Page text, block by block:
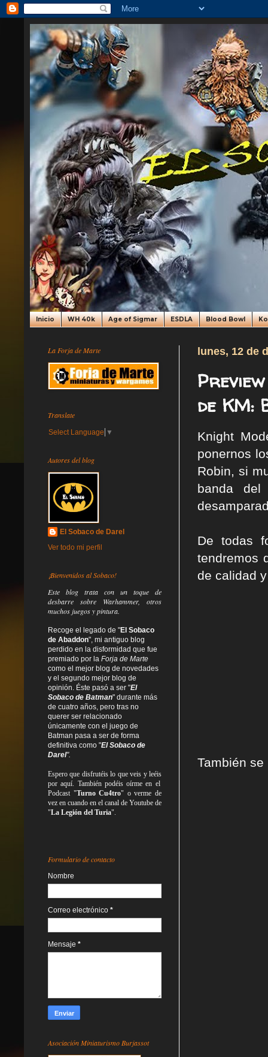
Inicio WH 40k Age of Sigmar ESDLA Blood Bowl
lunes, 12 de
de KM:
Knight
ponernos
Robin, si
banda del
De todas
tendremos
de calidad
También
La Forja de Marte
Translate
Select Language ▼
Autores del blog
El Sobaco de Darel
Ver todo mi perfil
¡Bienvenidos al Sobaco!
Este blog trata con un toque de
desbarre sobre Warhammer, otros
muchos juegos y pintura.
Recoge el legado de "El Sobaco
de Abaddon", mi antiguo blog
perdido en la disformidad que fue
premiado por la Forja de Marte
como el mejor blog de novedades
y el segundo mejor blog de
opinión. Éste pasó a ser "El
Sobaco de Batman" durante más
de cuatro años, pero tras no
querer ser relacionado
únicamente con el juego de
Batman pasa a ser de forma
definitiva como "El Sobaco de
Darel".
Espero que disfrutéis lo queveis yleéis
por aquí. También podéis oírme en el
Podcast "Turno Cu4tro" o verme de
vez en cuando en el canal de Youtube de
"La Legión del Turia".
Formulario de contacto
Nombre
Correo electrónico *
Mensaje *
Asociación Miniaturismo Burjassot